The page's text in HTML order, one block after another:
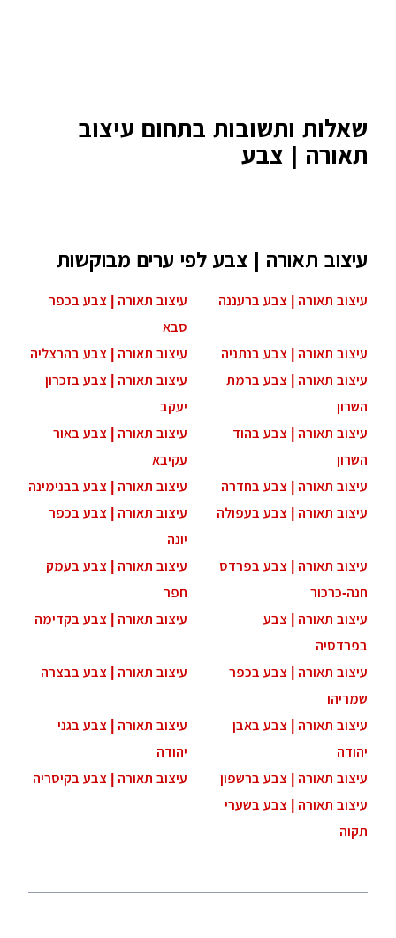
שאלות ותשובות בתחום עיצוב
תאורה | צבע
עיצוב תאורה | צבע לפי ערים מבוקשות
עיצוב תאורה | צבע ברעננה
עיצוב תאורה | צבע בכפר
סבא
עיצוב תאורה | צבע בנתניה
עיצוב תאורה | צבע בהרצליה
עיצוב תאורה | צבע ברמת
השרון
עיצוב תאורה | צבע בזכרון
יעקב
עיצוב תאורה | צבע בהוד
השרון
עיצוב תאורה | צבע באור
עקיבא
עיצוב תאורה | צבע בחדרה
עיצוב תאורה | צבע בבנימינה
עיצוב תאורה | צבע בעפולה
עיצוב תאורה | צבע בכפר
יונה
עיצוב תאורה | צבע בפרדס
חנה-כרכור
עיצוב תאורה | צבע בעמק
חפר
עיצוב תאורה | צבע
בפרדסיה
עיצוב תאורה | צבע בקדימה
עיצוב תאורה | צבע בכפר
שמריהו
עיצוב תאורה | צבע בבצרה
עיצוב תאורה | צבע באבן
יהודה
עיצוב תאורה | צבע בגני
יהודה
עיצוב תאורה | צבע ברשפון
עיצוב תאורה | צבע בקיסריה
עיצוב תאורה | צבע בשערי
תקוה